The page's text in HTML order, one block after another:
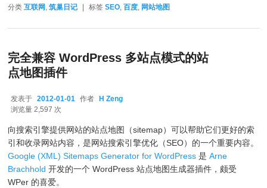
分类 互联网,筑巢日记 | 标签 SEO,百度, 网站地图
完全兼容 WordPress 多站点模式的站
点地图插件
发表于 2012-01-01 作者 H Zeng
浏览量 2,597 次
向搜索引擎提供网站的站点地图（sitemap）可以帮助它们更好的索
引和收录网站内容，是网站搜索引擎优化（SEO）的一个重要内容。
Google (XML) Sitemaps Generator for WordPress 是Arne
Brachhold 开发的一个 WordPress 站点地图生成器插件，颇受
WPer 的喜爱。